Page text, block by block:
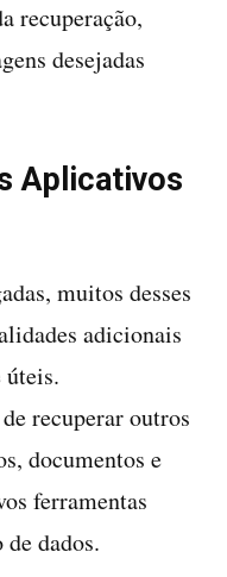
recuperação,
desejadas
Aplicativos
muitos desses
adicionais
úteis.
recuperar outros
documentos e
ferramentas
dados.